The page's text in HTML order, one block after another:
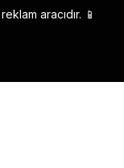
aracıdır. 📱